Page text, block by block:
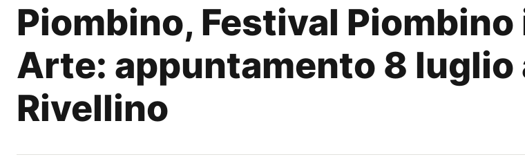
Piombino, Festival Piombino
Arte: appuntamento 8 luglio
Rivellino